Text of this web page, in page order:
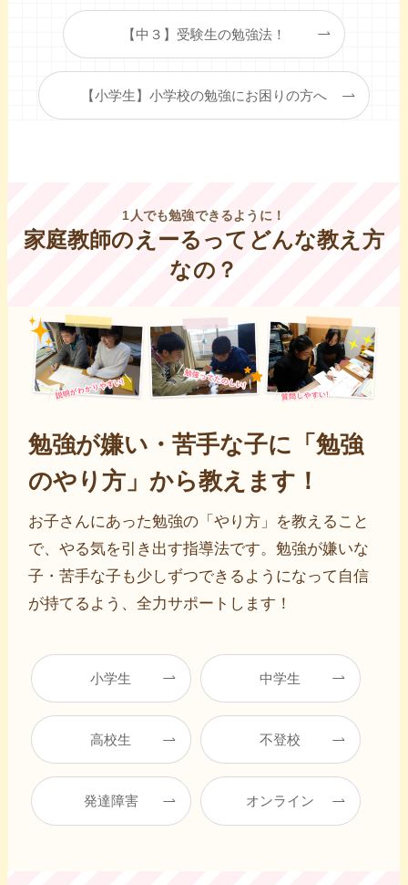
【中３】受験生の勉強法！
【小学生】小学校の勉強にお困りの方へ
1人でも勉強できるように！
家庭教師のえーるってどんな教え方
なの？
勉強が嫌い・苦手な子に「勉強
のやり方」から教えます！
お子さんにあった勉強の「やり方」を教えること
で、やる気を引き出す指導法です。勉強が嫌いな
子・苦手な子も少しずつできるようになって自信
が持てるよう、全力サポートします！
小学生 中学生
高校生 不登校
発達障害 オンライン